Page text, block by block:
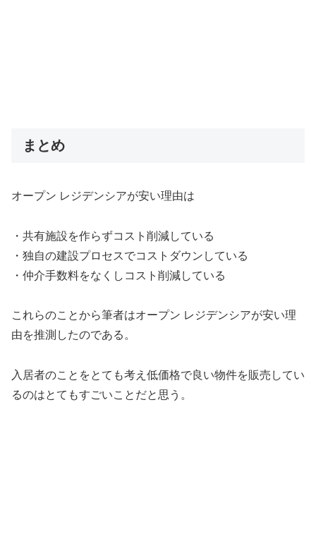
まとめ
オープン レジデンシアが安い理由は
・共有施設を作らずコスト削減している
・独自の建設プロセスでコストダウンしている
・仲介手数料をなくしコスト削減している
これらのことから筆者はオープン レジデンシアが安い理
由を推測したのである。
入居者のことをとても考え低価格で良い物件を販売してい
るのはとてもすごいことだと思う。